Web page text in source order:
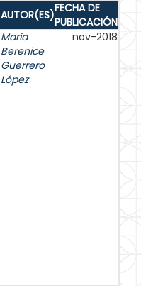
AUTOR(ES)FECHA DE
PUBLICACIÓN
María
Berenice
Guerrero
López
nov-2018